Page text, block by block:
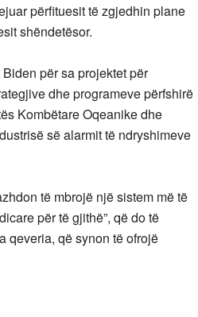
përfituesit të zgjedhin plane
shëndetësor.
për sa projektet për
dhe programeve përfshirë
Kombëtare Oqeanike dhe
së alarmit të ndryshimeve
të mbrojë një sistem më të
për të gjithë”, që do të
qeveria, që synon të ofrojë